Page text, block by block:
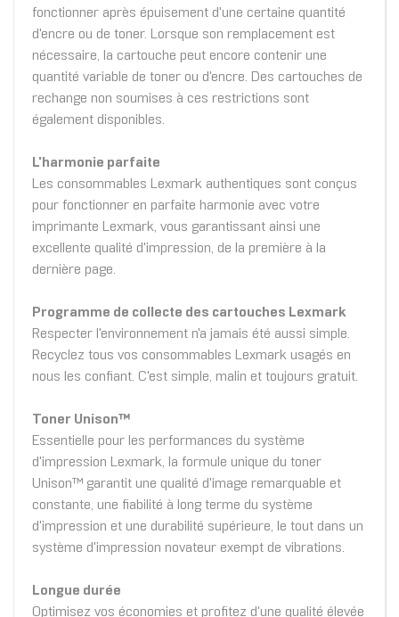
fonctionner après épuisement d'une certaine quantité
d'encre ou de toner. Lorsque son remplacement est
nécessaire, la cartouche peut encore contenir une
quantité variable de toner ou d'encre. Des cartouches de
rechange non soumises à ces restrictions sont
également disponibles.
L'harmonie parfaite
Les consommables Lexmark authentiques sont conçus
pour fonctionner en parfaite harmonie avec votre
imprimante Lexmark, vous garantissant ainsi une
excellente qualité d'impression, de la première à la
dernière page.
Programme de collecte des cartouches Lexmark
Respecter l'environnement n'a jamais été aussi simple.
Recyclez tous vos consommables Lexmark usagés en
nous les confiant. C'est simple, malin et toujours gratuit.
Toner Unison™
Essentielle pour les performances du système
d'impression Lexmark, la formule unique du toner
Unison™ garantit une qualité d'image remarquable et
constante, une fiabilité à long terme du système
d'impression et une durabilité supérieure, le tout dans un
système d'impression novateur exempt de vibrations.
Longue durée
Optimisez vos économies et profitez d'une qualité élevée